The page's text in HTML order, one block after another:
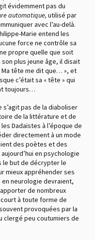
évidemment pas du
automatique, utilisé par
avec l’au-delà.
Marie entend les
force ne contrôle sa
propre quelle que soit
son plus jeune âge, il disait
Ma tête me dit que… », et
c’était sa « tête » qui
toujours…
s’agit pas de la diaboliser
de la littérature et de
Dadaïstes à l’époque de
directement à un mode
des poètes et des
en psychologie
le but de décrypter le
mieux appréhender ses
neurologie devraient,
de nombreux
à toute forme de
provoquées par la
clergé peu coutumiers de